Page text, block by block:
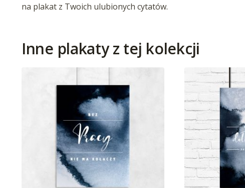
na plakat z Twoich ulubionych cytatów.
Inne plakaty z tej kolekcji